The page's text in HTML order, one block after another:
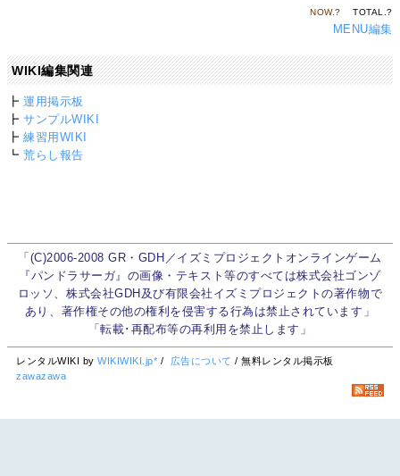
NOW.? TOTAL.?
MENU編集
WIKI編集関連
┣運用掲示板
┣サンプルWIKI
┣練習用WIKI
┗荒らし報告
「(C)2006-2008 GR・GDH／イズミプロジェクトオンラインゲーム
『パンドラサーガ』の画像・テキスト等のすべては株式会社ゴンゾ
ロッソ、株式会社GDH及び有限会社イズミプロジェクトの著作物で
あり、著作権その他の権利を侵害する行為は禁止されています」
「転載･再配布等の再利用を禁止します」
レンタルWIKI byWIKIWIKI.jp* / 広告について / 無料レンタル掲示板
zawazawa